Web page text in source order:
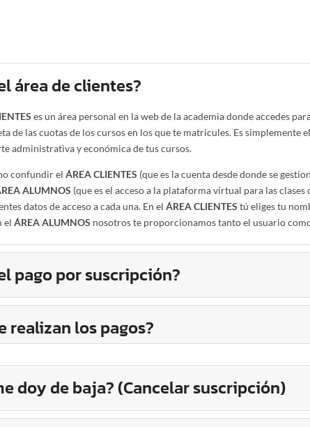
área de clientes?
es un área personal en la web de la academia donde accedes
de las cuotas de los cursos en los que te matricules. Es simplemente
administrativa y económica de tus cursos.
confundir el ÁREA CLIENTES (que es la cuenta desde donde se
ALUMNOS (que es el acceso a la plataforma virtual para las clases
datos de acceso a cada una. En el ÁREA CLIENTES tú eliges tu
el ÁREA ALUMNOS nosotros te proporcionamos tanto el usuario
pago por suscripción?
realizan los pagos?
doy de baja? (Cancelar suscripción)